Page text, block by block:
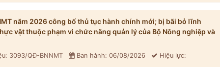
năm 2026 công bố thủ tục hành chính mới; bị bãi bỏ lĩnh
vật thuộc phạm vi chức năng quản lý của Bộ Nông nghiệp và
3093/QĐ-BNNMT Ban hành: 06/08/2026 Hiệu lực: